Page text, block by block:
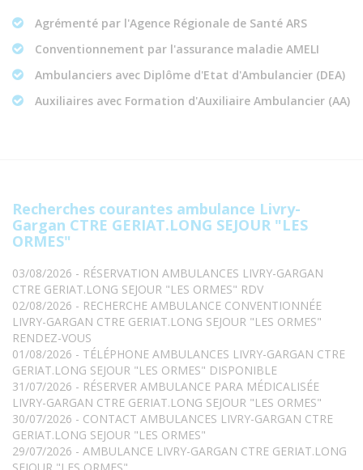
Agrémenté par l'Agence Régionale de Santé ARS
Conventionnement par l'assurance maladie AMELI
Ambulanciers avec Diplôme d'Etat d'Ambulancier (DEA)
Auxiliaires avec Formation d'Auxiliaire Ambulancier (AA)
Recherches courantes ambulance Livry-
Gargan CTRE GERIAT.LONG SEJOUR "LES
ORMES"
03/08/2026 - RÉSERVATION AMBULANCES LIVRY-GARGAN
CTRE GERIAT.LONG SEJOUR "LES ORMES" RDV
02/08/2026 - RECHERCHE AMBULANCE CONVENTIONNÉE
LIVRY-GARGAN CTRE GERIAT.LONG SEJOUR "LES ORMES"
RENDEZ-VOUS
01/08/2026 - TÉLÉPHONE AMBULANCES LIVRY-GARGAN CTRE
GERIAT.LONG SEJOUR "LES ORMES" DISPONIBLE
31/07/2026 - RÉSERVER AMBULANCE PARA MÉDICALISÉE
LIVRY-GARGAN CTRE GERIAT.LONG SEJOUR "LES ORMES"
30/07/2026 - CONTACT AMBULANCES LIVRY-GARGAN CTRE
GERIAT.LONG SEJOUR "LES ORMES"
29/07/2026 - AMBULANCE LIVRY-GARGAN CTRE GERIAT.LONG